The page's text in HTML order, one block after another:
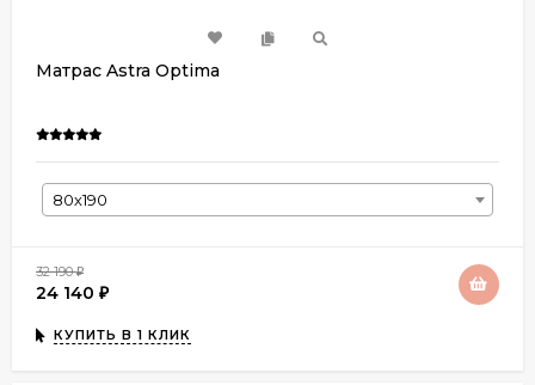
Матрас Astra Optima
80х190
32 190₽
24 140 ₽
КУПИТЬ В 1 КЛИК